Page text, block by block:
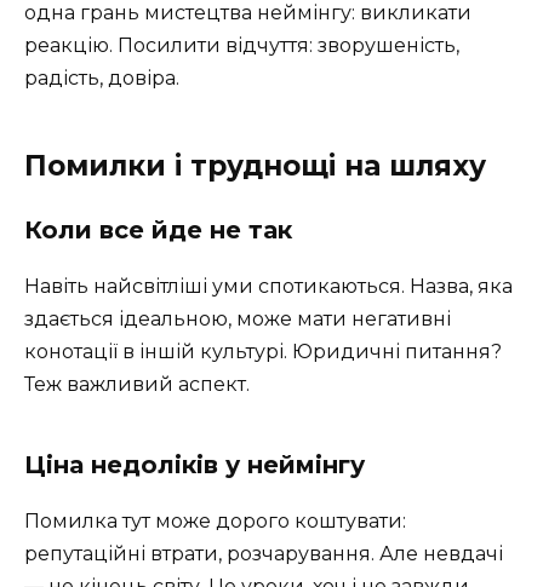
одна грань мистецтва неймінгу: викликати
реакцію. Посилити відчуття: зворушеність,
радість, довіра.
Помилки і труднощі на шляху
Коли все йде не так
Навіть найсвітліші уми спотикаються. Назва, яка
здається ідеальною, може мати негативні
конотації в іншій культурі. Юридичні питання?
Теж важливий аспект.
Ціна недоліків у неймінгу
Помилка тут може дорого коштувати:
репутаційні втрати, розчарування. Але невдачі